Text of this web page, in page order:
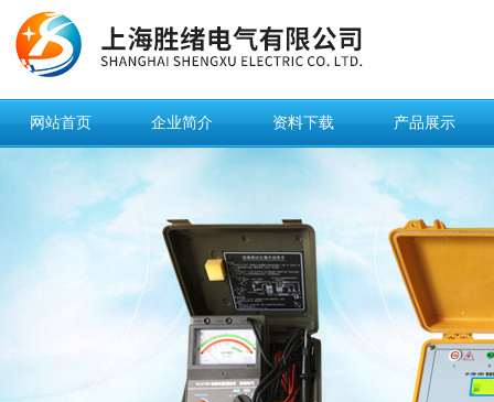
网站首页 企业简介 资料下载 产品展示